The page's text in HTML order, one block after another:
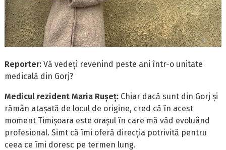
Reporter: Vă vedeți revenind peste ani într-o unitate
medicală din Gorj?
Medicul rezident Maria Rușeț: Chiar dacă sunt din Gorj și
rămân atașată de locul de origine, cred că în acest
moment Timișoara este orașul în care mă văd evoluând
profesional. Simt că îmi oferă direcția potrivită pentru
ceea ce îmi doresc pe termen lung.